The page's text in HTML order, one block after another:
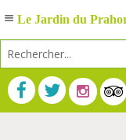
Le Jardin du